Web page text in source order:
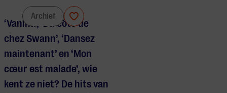
Archief
‘Vanina’, ‘Du côté de
chez Swann’, ‘Dansez
maintenant’ en ‘Mon
cœur est malade’, wie
kent ze niet? De hits van